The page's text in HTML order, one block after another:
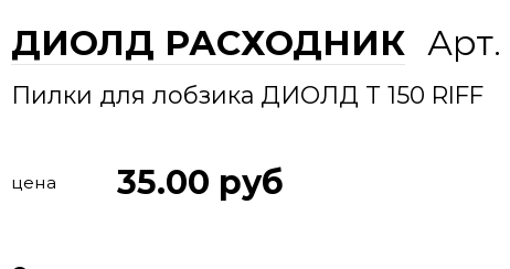
ДИОЛД РАСХОДНИК Арт.
Пилки для лобзика ДИОЛД T 150 RIFF
цена 35.00 руб